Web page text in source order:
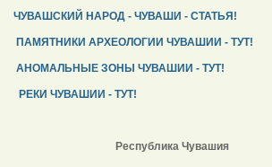
ЧУВАШСКИЙ НАРОД - ЧУВАШИ - СТАТЬЯ!
ПАМЯТНИКИ АРХЕОЛОГИИ ЧУВАШИИ - ТУТ!
АНОМАЛЬНЫЕ ЗОНЫ ЧУВАШИИ - ТУТ!
РЕКИ ЧУВАШИИ - ТУТ!
Республика Чувашия